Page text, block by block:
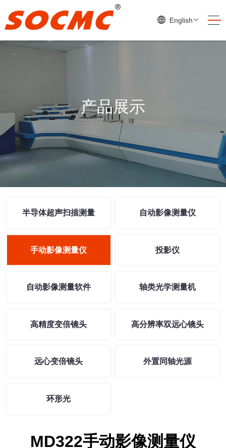
English
产品展示
半导体超声扫描测量 自动影像测量仪
手动影像测量仪 投影仪
自动影像测量软件 轴类光学测量机
高精度变倍镜头 高分辨率双远心镜头
远心变倍镜头 外置同轴光源
环形光
MD322手动影像测量仪